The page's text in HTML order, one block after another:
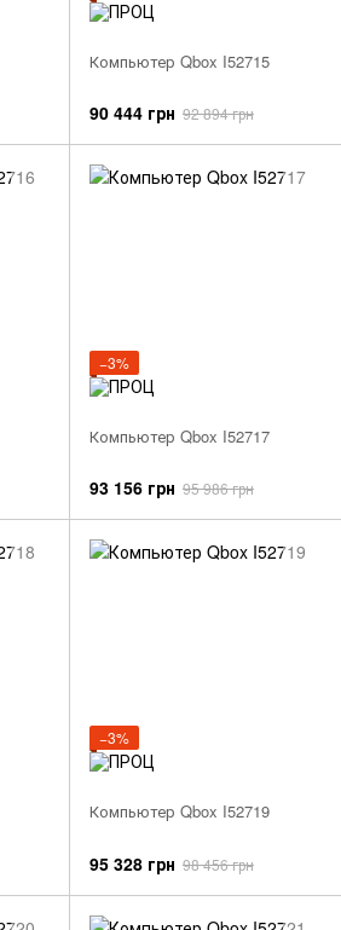
Компьютер Qbox I52715
90 444 грн 92 894 грн
−3%
Компьютер Qbox I52717
93 156 грн 95 986 грн
−3%
Компьютер Qbox I52719
95 328 грн 98 456 грн